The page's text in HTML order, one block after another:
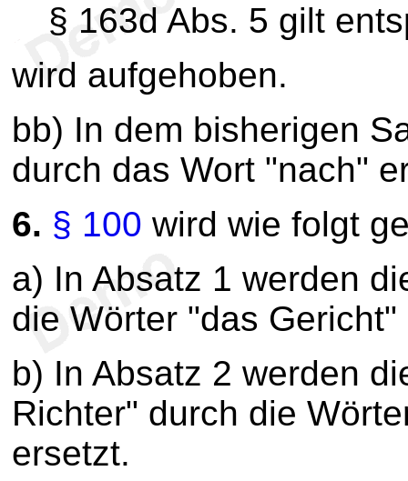
§ 163d Abs. 5 gilt
wird aufgehoben.
bb) In dem bisherigen
durch das Wort "nach"
6. § 100 wird wie folgt
a) In Absatz 1 werden
die Wörter "das Gericht"
b) In Absatz 2 werden
Richter" durch die
ersetzt.